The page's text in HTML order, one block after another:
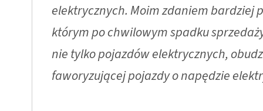
elektrycznych. Moim zdaniem bardziej
którym po chwilowym spadku
nie tylko pojazdów elektrycznych,
faworyzującej pojazdy o napędzie